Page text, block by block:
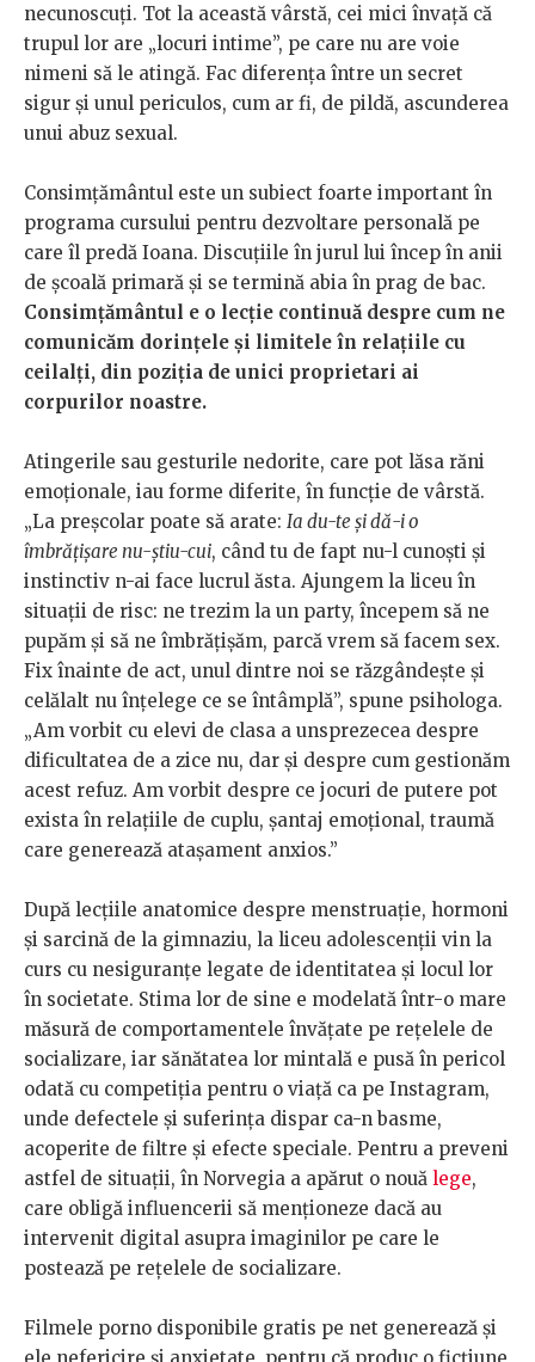
necunoscuți. Tot la această vârstă, cei mici învață că
trupul lor are „locuri intime”, pe care nu are voie
nimeni să le atingă. Fac diferența între un secret
sigur și unul periculos, cum ar fi, de pildă, ascunderea
unui abuz sexual.
Consimțământul este un subiect foarte important în
programa cursului pentru dezvoltare personală pe
care îl predă Ioana. Discuțiile în jurul lui încep în anii
de școală primară și se termină abia în prag de bac.
Consimțământul e o lecție continuă despre cum ne
comunicăm dorințele și limitele în relațiile cu
ceilalți, din poziția de unici proprietari ai
corpurilor noastre.
Atingerile sau gesturile nedorite, care pot lăsa răni
emoționale, iau forme diferite, în funcție de vârstă.
„La preșcolar poate să arate: Ia du-te și dă-i o
îmbrățișare nu-știu-cui, când tu de fapt nu-l cunoști și
instinctiv n-ai face lucrul ăsta. Ajungem la liceu în
situații de risc: ne trezim la un party, începem să ne
pupăm și să ne îmbrățișăm, parcă vrem să facem sex.
Fix înainte de act, unul dintre noi se răzgândește și
celălalt nu înțelege ce se întâmplă”, spune psihologa.
„Am vorbit cu elevi de clasa a unsprezecea despre
dificultatea de a zice nu, dar și despre cum gestionăm
acest refuz. Am vorbit despre ce jocuri de putere pot
exista în relațiile de cuplu, șantaj emoțional, traumă
care generează atașament anxios.”
După lecțiile anatomice despre menstruație, hormoni
și sarcină de la gimnaziu, la liceu adolescenții vin la
curs cu nesiguranțe legate de identitatea și locul lor
în societate. Stima lor de sine e modelată într-o mare
măsură de comportamentele învățate pe rețelele de
socializare, iar sănătatea lor mintală e pusă în pericol
odată cu competiția pentru o viață ca pe Instagram,
unde defectele și suferința dispar ca-n basme,
acoperite de filtre și efecte speciale. Pentru a preveni
astfel de situații, în Norvegia a apărut o nouă lege,
care obligă influencerii să menționeze dacă au
intervenit digital asupra imaginilor pe care le
postează pe rețelele de socializare.
Filmele porno disponibile gratis pe net generează și